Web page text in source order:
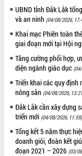
THỐNG KÊ TRUY CẬP
Hôm nay: 16485
Tất cả: 65992627
UBND tỉnh Đắk Lắk
và an ninh (04/08/2026,
Khai mạc Phiên toàn
giai đoạn mới tại Hội
Tăng cường phối hợp,
diện ngành giáo dục
Triển khai các quy định
nông sản (04/08/2026,
Đắk Lắk cần xây dựng
triển mới (04/08/2026, 11:59)
Tổng kết 5 năm thực
doanh giỏi, đoàn kết
đoạn 2021 – 2026 (03/